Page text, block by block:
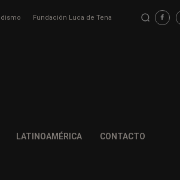
Fundación Luca de Tena
LATINOAMÉRICA CONTACTO